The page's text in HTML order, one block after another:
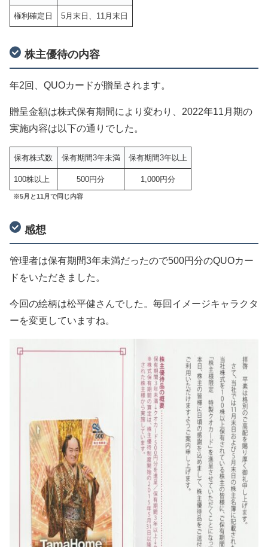
権利確定日 5月末日、11月末日
株主優待の内容
年2回、QUOカードが贈呈されます。
贈呈金額は株式保有期間により変わり、2022年11月期の
実施内容は以下の通りでした。
保有株式数 保有期間3年未満 保有期間3年以上
100株以上 500円分 1,000円分
※5月と11月で同じ内容
感想
管理者は保有期間3年未満だったので500円分のQUOカー
ドをいただきました。
今回の絵柄は松平健さんでした。毎回イメージキャラクタ
ーを変更していますね。